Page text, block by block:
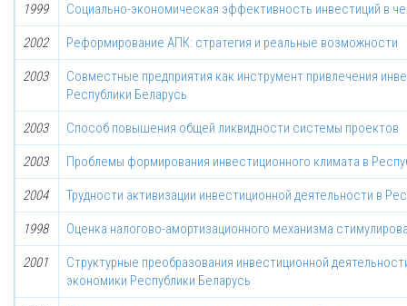
1999 Социально-экономическая эффективность инвестиций в
2002 Реформирование АПК: стратегия и реальные возможности
2003
Совместные предприятия как инструмент привлечения
Республики Беларусь
2003 Способ повышения общей ликвидности системы проектов
2003 Проблемы формирования инвестиционного климата в
2004 Трудности активизации инвестиционной деятельности в
1998 Оценка налогово-амортизационного механизма
2001
Структурные преобразования инвестиционной
экономики Республики Беларусь